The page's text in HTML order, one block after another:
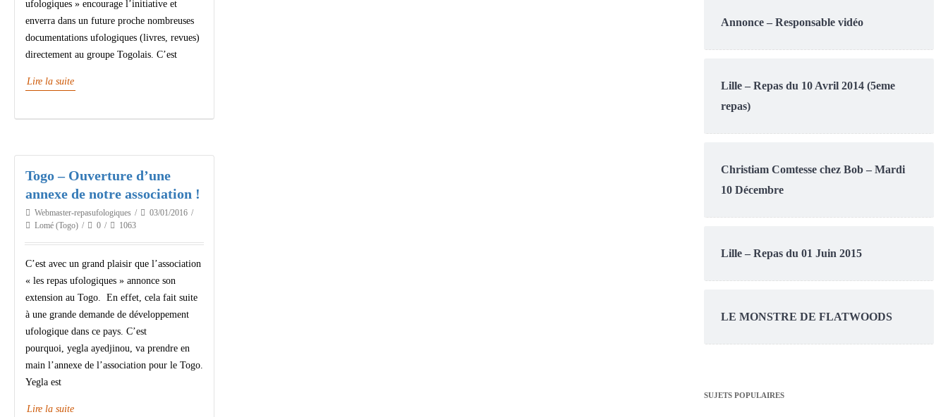
ufologiques » encourage l’initiative et
enverra dans un future proche nombreuses
documentations ufologiques (livres, revues)
directement au groupe Togolais. C’est
Lire la suite
Togo – Ouverture d’une
annexe de notre association !
Webmaster-repasufologiques
03/01/2016
Lomé (Togo)
0 1063
C’est avec un grand plaisir que l’association
« les repas ufologiques » annonce son
extension au Togo. En effet, cela fait suite
à une grande demande de développement
ufologique dans ce pays. C’est
pourquoi, yegla ayedjinou, va prendre en
main l’annexe de l’association pour le Togo.
Yegla est
Lire la suite
Annonce – Responsable vidéo
Lille – Repas du 10 Avril 2014 (5eme
repas)
Christiam Comtesse chez Bob – Mardi
10 Décembre
Lille – Repas du 01 Juin 2015
LE MONSTRE DE FLATWOODS
SUJETS POPULAIRES